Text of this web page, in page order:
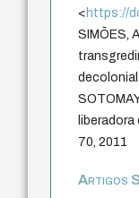
< https://
SIMÕES,
70, 2011
Artigos